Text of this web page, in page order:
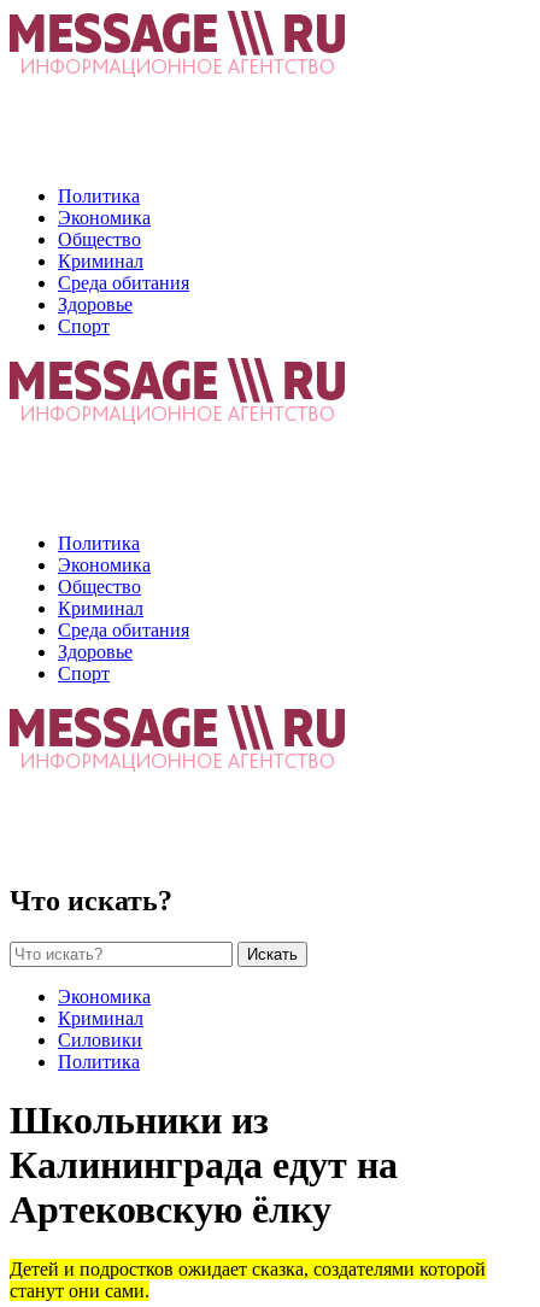
Политика
Экономика
Общество
Криминал
Среда обитания
Здоровье
Спорт
Политика
Экономика
Общество
Криминал
Среда обитания
Здоровье
Спорт
Что искать?
Искать
Экономика
Криминал
Силовики
Политика
Школьники из
Калининграда едут на
Артековскую ёлку
Детей и подростков ожидает сказка, создателями которой
станут они сами.